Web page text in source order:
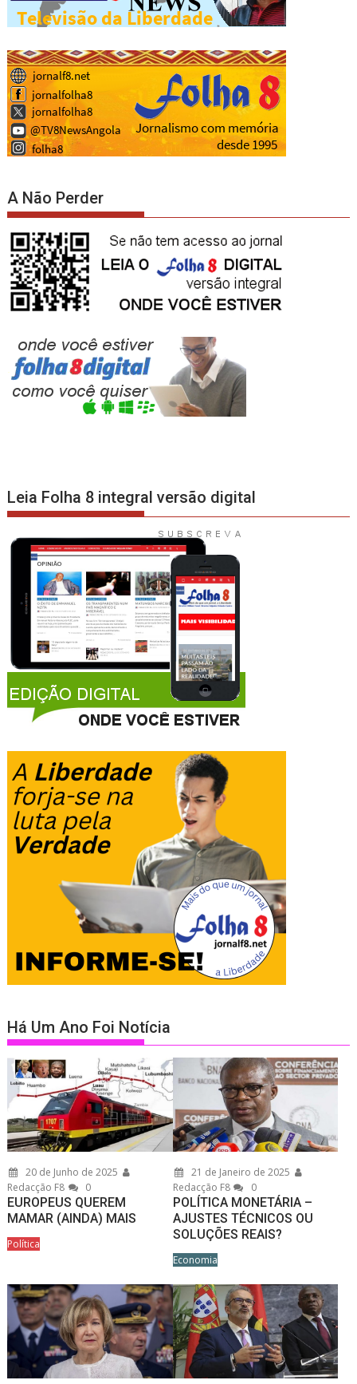
A Não Perder
Leia Folha 8 integral versão digital
Há Um Ano Foi Notícia
20 de Junho de 2025
Redacção F8
0
EUROPEUS QUEREM
MAMAR (AINDA) MAIS
Política
21 de Janeiro de 2025
Redacção F8
0
POLÍTICA MONETÁRIA –
AJUSTES TÉCNICOS OU
SOLUÇÕES REAIS?
Economia